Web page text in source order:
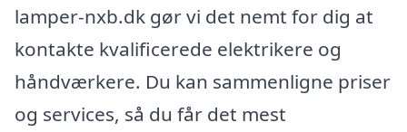
lamper-nxb.dk gør vi det nemt for dig at
kontakte kvalificerede elektrikere og
håndværkere. Du kan sammenligne priser
og services, så du får det mest